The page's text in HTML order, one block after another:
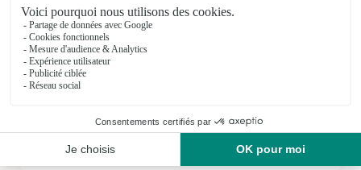
Marthon
★ ★ ★ ★
Rapide efficace
09/02/2026